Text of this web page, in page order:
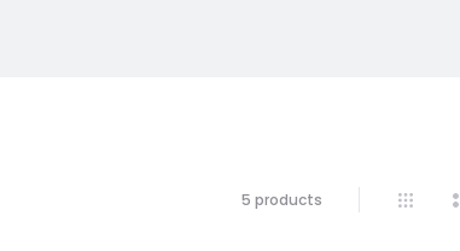
5 productsMostrando